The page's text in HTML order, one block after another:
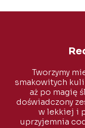
Tworzymy
smakowitych
aż po magię
doświadczony
w lekkiej i
uprzyjemnia